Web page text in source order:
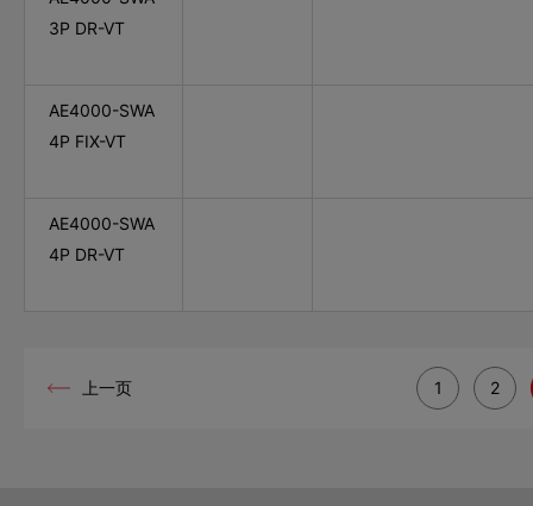
3P DR-VT
AE4000-SWA
4P FIX-VT
AE4000-SWA
4P DR-VT
上一页 1 2